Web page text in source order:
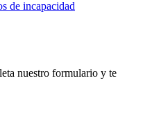
de incapacidad
nuestro formulario y te